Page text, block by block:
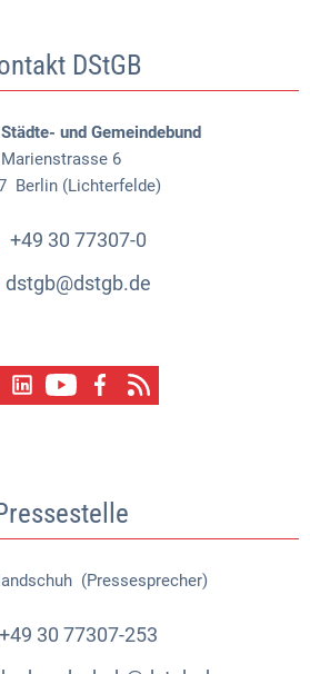
DStGB
und Gemeindebund
Marienstrasse 6
Berlin (Lichterfelde)
+49 30 77307-0
dstgb@dstgb.de
(Pressesprecher)
Alexander Handschuh
+49 30 77307-253